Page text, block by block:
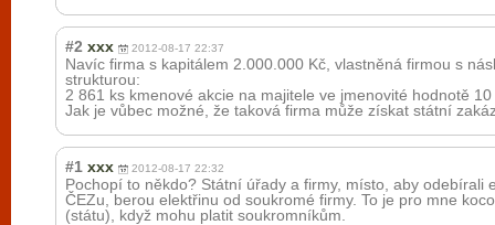
#2 xxx 2012-08-17 22:37
Navíc firma s kapitálem 2.000.000 Kč, vlastněná firmou s
strukturou:
2 861 ks kmenové akcie na majitele ve jmenovité hodnotě
Jak je vůbec možné, že taková firma může získat státní
#1 xxx 2012-08-17 22:32
Pochopí to někdo? Státní úřady a firmy, místo, aby odebírali
ČEZu, berou elektřinu od soukromé firmy. To je pro mne
(státu), když mohu platit soukromníkům.